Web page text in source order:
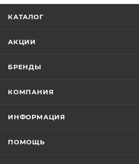
КАТАЛОГ
АКЦИИ
БРЕНДЫ
КОМПАНИЯ
ИНФОРМАЦИЯ
ПОМОЩЬ